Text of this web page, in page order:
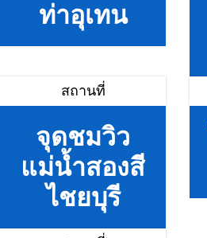
ท่าอุเทน
สถานที่
จุดชมวิว
แม่น้ำสองสี
ไชยบุรี